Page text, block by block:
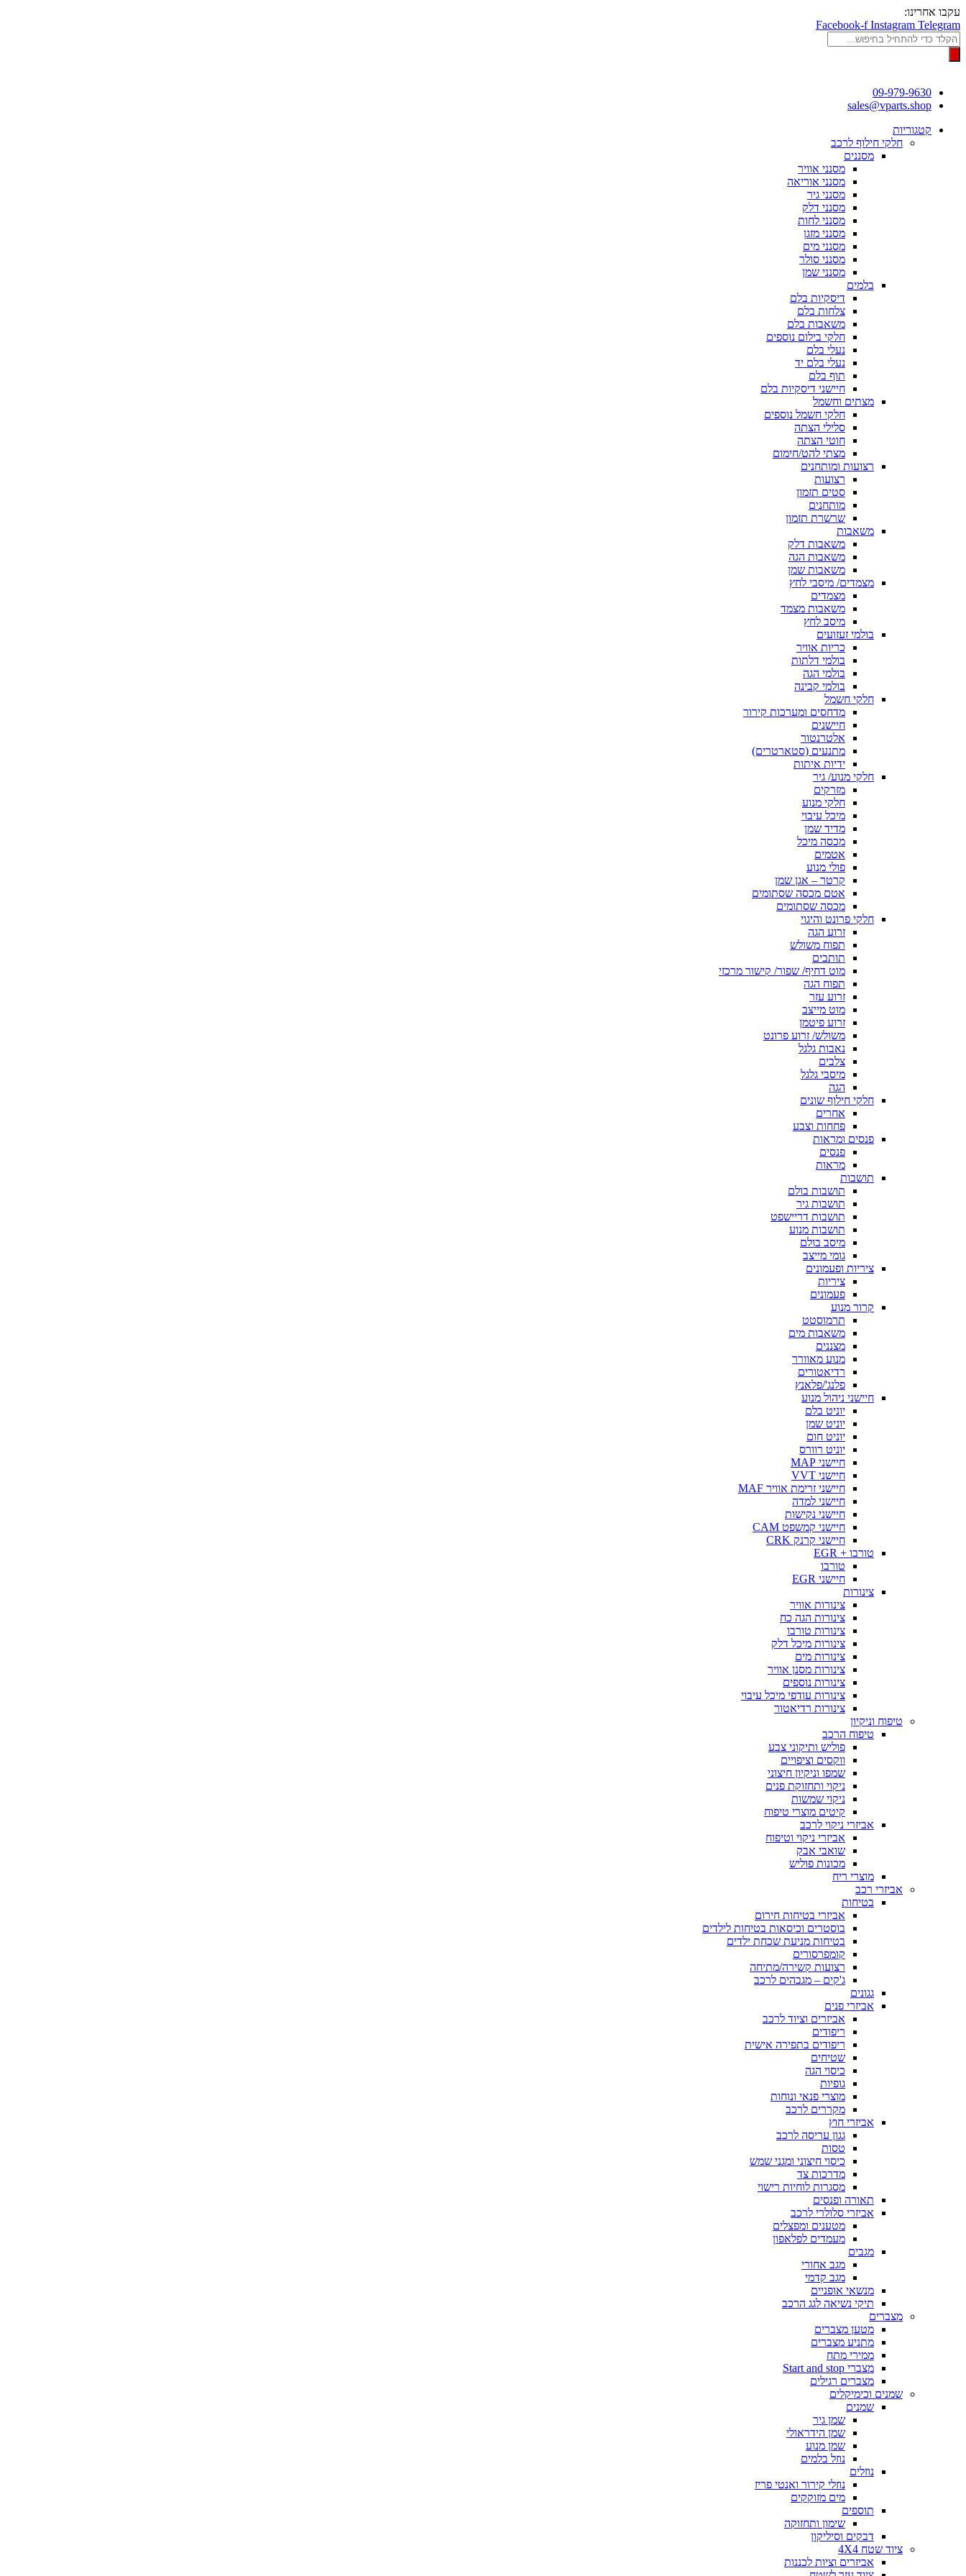
דלג
לתוכן
עקבו אחרינו:
Facebook-f Instagram Telegram
Products
search
09-979-9630
sales@vparts.shop
קטגוריות
חלקי חילוף לרכב
מסננים
מסנני אוויר
מסנני אוריאה
מסנני גיר
מסנני דלק
מסנני לחות
מסנני מזגן
מסנני מים
מסנני סולר
מסנני שמן
בלמים
דיסקיות בלם
צלחות בלם
משאבות בלם
חלקי בילום נוספים
נעלי בלם
נעלי בלם יד
תוף בלם
חיישני דיסקיות בלם
מצתים וחשמל
חלקי חשמל נוספים
סלילי הצתה
חוטי הצתה
מצתי להט/חימום
רצועות ומותחנים
רצועות
סטים תזמון
מותחנים
שרשרת תזמון
משאבות
משאבות דלק
משאבות הגה
משאבות שמן
מצמדים/ מיסבי לחץ
מצמדים
משאבות מצמד
מיסב לחץ
בולמי זעזועים
כריות אוויר
בולמי דלתות
בולמי הגה
בולמי קבינה
חלקי חשמל
מדחסים ומערכות קירור
חיישנים
אלטרנטור
מתנעים (סטארטרים)
ידיות איתות
חלקי מנוע/ גיר
מזרקים
חלקי מנוע
מיכל עיבוי
מדיד שמן
מכסה מיכל
אטמים
פולי מנוע
קרטר – אגן שמן
אטם מכסה שסתומים
מכסה שסתומים
חלקי פרונט והיגוי
זרוע הגה
תפוח משולש
תותבים
מוט דחיף/ שפור/ קישור מרכזי
תפוח הגה
זרוע עזר
מוט מייצב
זרוע פיטמן
משולש/ זרוע פרונט
נאבות גלגל
צלבים
מיסבי גלגל
הגה
חלקי חילוף שונים
אחרים
פחחות וצבע
פנסים ומראות
פנסים
מראות
תושבות
תושבות בולם
תושבות גיר
תושבות דריישפט
תושבות מנוע
מיסב בולם
גומי מייצב
ציריות ופעמונים
ציריות
פעמונים
קרור מנוע
תרמוסטט
משאבות מים
מצננים
מנוע מאוורר
רדיאטורים
פלנג'/פלאנץ
חיישני ניהול מנוע
יוניט בלם
יוניט שמן
יוניט חום
יוניט רוורס
חיישני MAP
חיישני VVT
חיישני זרימת אוויר MAF
חיישני למדה
חיישני נקישות
חיישני קמשפט CAM
חיישני קרנק CRK
טורבו + EGR
טורבו
חיישני EGR
צינורות
צינורות אוויר
צינורות הגה כח
צינורות טורבו
צינורות מיכל דלק
צינורות מים
צינורות מסנן אוויר
צינורות נוספים
צינורות עודפי מיכל עיבוי
צינורות רדיאטור
טיפוח וניקיון
טיפוח הרכב
פוליש ותיקוני צבע
ווקסים וציפויים
שמפו וניקיון חיצוני
ניקוי ותחזוקת פנים
ניקוי שמשות
קיטים מוצרי טיפוח
אביזרי ניקוי לרכב
אביזרי ניקוי וטיפוח
שואבי אבק
מכונות פוליש
מוצרי ריח
אביזרי רכב
בטיחות
אביזרי בטיחות חירום
בוסטרים וכיסאות בטיחות לילדים
בטיחות מניעת שכחת ילדים
קומפרסורים
רצועות קשירה/מתיחה
ג'קים – מגבהים לרכב
גגונים
אביזרי פנים
אביזרים וציוד לרכב
ריפודים
ריפודים בתפירה אישית
שטיחים
כיסוי הגה
גופיות
מוצרי פנאי ונוחות
מקררים לרכב
אביזרי חוץ
גגון עריסה לרכב
טסות
כיסוי חיצוני ומגני שמש
מדרכות צד
מסגרות לוחיות רישוי
תאורה ופנסים
אביזרי סלולרי לרכב
מטענים ומפצלים
מעמדים לפלאפון
מגבים
מגב אחורי
מגב קדמי
מנשאי אופניים
תיקי נשיאה לגג הרכב
מצברים
מטען מצברים
מתניע מצברים
ממירי מתח
מצברי Start and stop
מצברים רגילים
שמנים וכימיקלים
שמנים
שמן גיר
שמן הידראולי
שמן מנוע
נוזל בלמים
נוזלים
נוזלי קירור ואנטי פריז
מים מזוקקים
תוספים
שימון ותחזוקה
דבקים וסיליקון
ציוד שטח 4X4
אביזרים וציות לכננות